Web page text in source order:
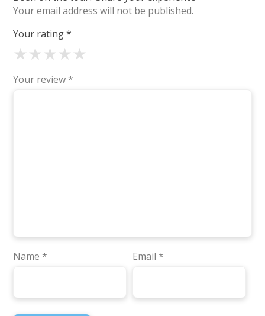
Your email address will not be published.
Your rating*
★
★
★
★
★
Your review *
Name * Email *